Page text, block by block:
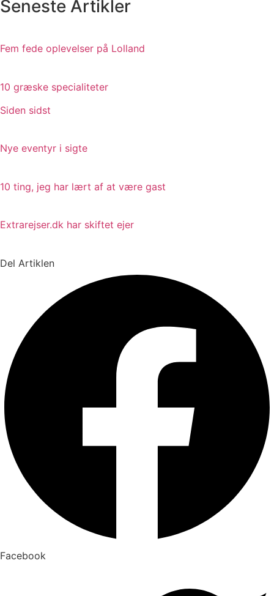
Seneste Artikler
Fem fede oplevelser på Lolland
10 græske specialiteter
Siden sidst
Nye eventyr i sigte
10 ting, jeg har lært af at være gast
Extrarejser.dk har skiftet ejer
Del Artiklen
Facebook